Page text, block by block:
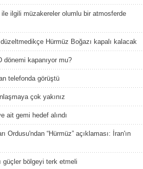
ilgili müzakereler olumlu bir atmosferde
düzeltmedikçe Hürmüz Boğazı kapalı kalacak
dönemi kapanıyor mu?
telefonda görüştü
çok yakınız
ait gemi hedef alındı
Ordusu'ndan “Hürmüz” açıklaması: İran'ın
güçler bölgeyi terk etmeli